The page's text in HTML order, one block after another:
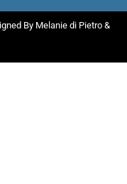
By Melanie di Pietro&